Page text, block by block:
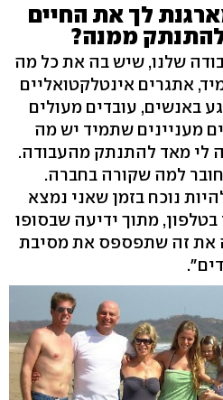
לך את החיים
ממנה?
שלנו, שיש בה את כל מה
אתגרים אינטלקטואליים
באנשים, עובדים מעולים
מעניינים שתמיד יש מה
לי מאד להתנתק מהעבודה.
למה שקורה בחברה.
נוכח בזמן שאני נמצא
מתוך ידיעה שבסופו
את זה שתפספס את מסיבת